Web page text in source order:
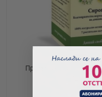
Приматукс сироп за